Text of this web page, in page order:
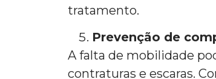
tratamento.
Prevenção de
A falta de mobilidade
contraturas e escaras.